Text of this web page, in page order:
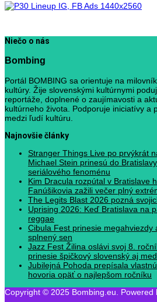
Niečo o nás
Bombing
Portál BOMBING sa orientuje na
kultúry. Žije slovenskými kultúrnymi
reportáže, doplnené o zaujímavosti a
kultúrneho života. Podporuje iniciatívy a
medzi ľudí kultúru.
Najnovšie články
Stranger Things Live po prvýkrát
Michael Stein prinesú do
seriálového fenoménu
Kim Dracula rozpútal v Bratislave
Fanúšikovia zažili večer plný
The Legits Blast 2026 pozná
Uprising 2026: Keď Bratislava na
reggae
Cibula Fest prinesie megahviezdy
splnený sen
Jazz Fest Žilina oslávi svoj 8.
prinesie špičkový slovenský aj
Jubilejná Pohoda prepísala
hovoria opäť o najlepšom ročníku
Copyright © 2025 Bombing.eu. Powered